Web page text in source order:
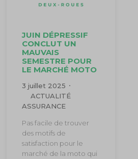
JUIN DÉPRESSIF
CONCLUT UN
MAUVAIS
SEMESTRE POUR
LE MARCHÉ MOTO
3 juillet 2025
ACTUALITÉ
ASSURANCE
Pas facile de trouver
des motifs de
satisfaction pour le
marché de la moto qui